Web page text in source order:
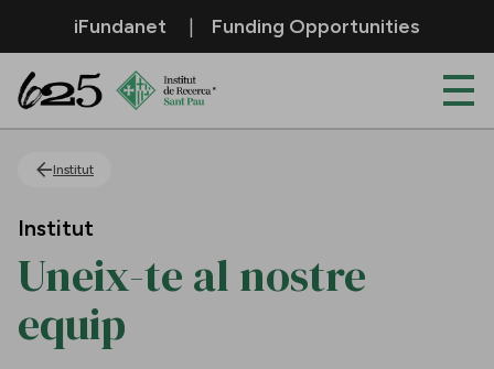
Salta al contingut principal
iFundanet Funding Opportunities
Institut
Institut
Uneix-te al nostre
equip